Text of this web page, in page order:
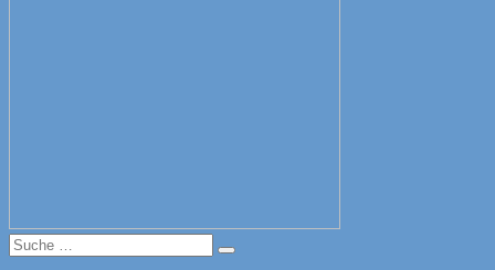
Suche
nach:
Suche